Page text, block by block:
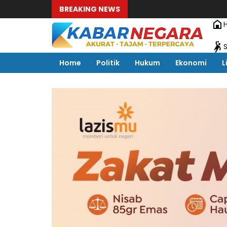
BREAKING NEWS
Home
Politik Hukum Ekonomi